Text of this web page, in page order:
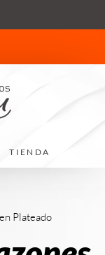
TIENDA
Plateado